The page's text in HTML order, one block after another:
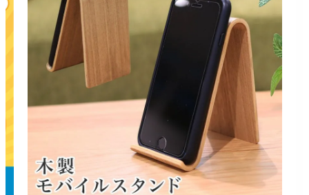
最短発送 冷感ラグ 冷感寝具 ワークデスク ウィルトンラ
ソファ